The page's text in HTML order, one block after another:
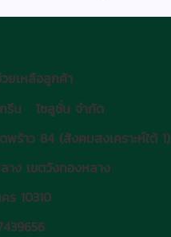
ยเหลือลูกค้า
รีน โซลูชั่น จำกัด
พร้าว 84 (สังคมสงเคราะห์ใต้ 1)
าง เขตวังทองหลาง
ร 10310